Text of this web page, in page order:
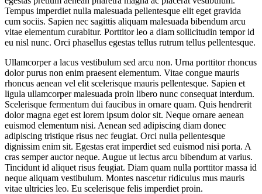
Tempus imperdiet nulla malesuada pellentesque elit eget gravida
cum sociis. Sapien nec sagittis aliquam malesuada bibendum arcu
vitae elementum curabitur. Porttitor leo a diam sollicitudin tempor id
eu nisl nunc. Orci phasellus egestas tellus rutrum tellus pellentesque.
Ullamcorper a lacus vestibulum sed arcu non. Urna porttitor rhoncus
dolor purus non enim praesent elementum. Vitae congue mauris
rhoncus aenean vel elit scelerisque mauris pellentesque. Sapien et
ligula ullamcorper malesuada proin libero nunc consequat interdum.
Scelerisque fermentum dui faucibus in ornare quam. Quis hendrerit
dolor magna eget est lorem ipsum dolor sit. Neque ornare aenean
euismod elementum nisi. Aenean sed adipiscing diam donec
adipiscing tristique risus nec feugiat. Orci nulla pellentesque
dignissim enim sit. Egestas erat imperdiet sed euismod nisi porta. A
cras semper auctor neque. Augue ut lectus arcu bibendum at varius.
Tincidunt id aliquet risus feugiat. Diam quam nulla porttitor massa id
neque aliquam vestibulum. Montes nascetur ridiculus mus mauris
vitae ultricies leo. Eu scelerisque felis imperdiet proin.